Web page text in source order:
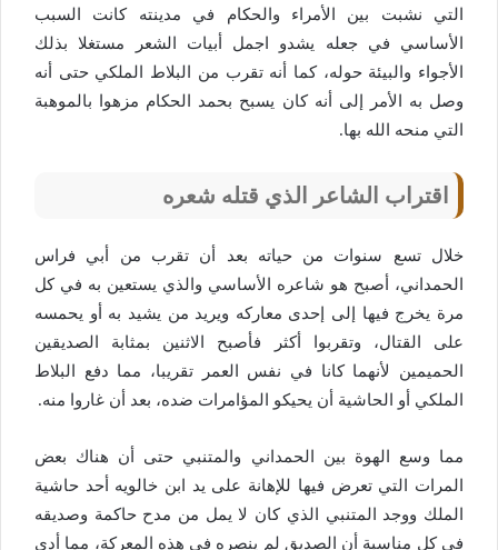
التي نشبت بين الأمراء والحكام في مدينته كانت السبب
الأساسي في جعله يشدو اجمل أبيات الشعر مستغلا بذلك
الأجواء والبيئة حوله، كما أنه تقرب من البلاط الملكي حتى أنه
وصل به الأمر إلى أنه كان يسبح بحمد الحكام مزهوا بالموهبة
التي منحه الله بها.
اقتراب الشاعر الذي قتله شعره
خلال تسع سنوات من حياته بعد أن تقرب من أبي فراس
الحمداني، أصبح هو شاعره الأساسي والذي يستعين به في كل
مرة يخرج فيها إلى إحدى معاركه ويريد من يشيد به أو يحمسه
على القتال، وتقربوا أكثر فأصبح الاثنين بمثابة الصديقين
الحميمين لأنهما كانا في نفس العمر تقريبا، مما دفع البلاط
الملكي أو الحاشية أن يحيكو المؤامرات ضده، بعد أن غاروا منه.
مما وسع الهوة بين الحمداني والمتنبي حتى أن هناك بعض
المرات التي تعرض فيها للإهانة على يد ابن خالويه أحد حاشية
الملك ووجد المتنبي الذي كان لا يمل من مدح حاكمة وصديقه
في كل مناسبة أن الصديق لم ينصره في هذه المعركة، مما أدى